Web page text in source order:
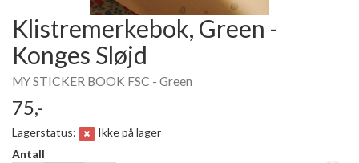
Klistremerkebok, Green -
Konges Sløjd
MY STICKER BOOK FSC - Green
75,-
Lagerstatus:
Ikke på lager
Antall